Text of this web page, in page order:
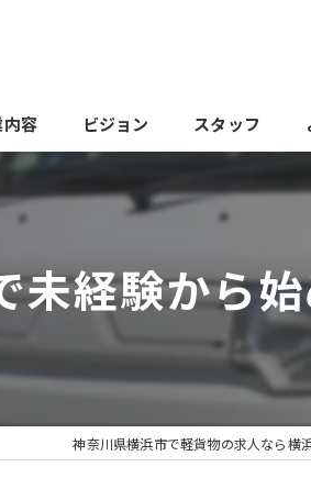
容 ビジョン スタッフ
未経験から
神奈川県横浜市で軽貨物の求人なら横